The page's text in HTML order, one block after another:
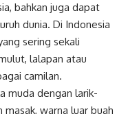
bahkan juga dapat
dunia. Di Indonesia
sering sekali
lalapan atau
camilan.
muda dengan larik-
masak, warna luar buah